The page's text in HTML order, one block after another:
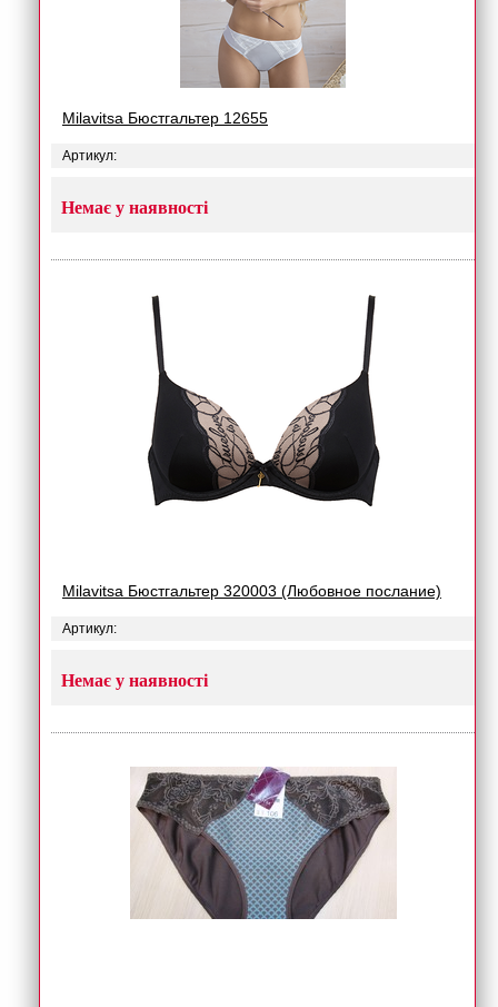
Milavitsa Бюстгальтер 12655
Артикул:
Немає у наявності
Milavitsa Бюстгальтер 320003 (Любовное послание)
Артикул:
Немає у наявності